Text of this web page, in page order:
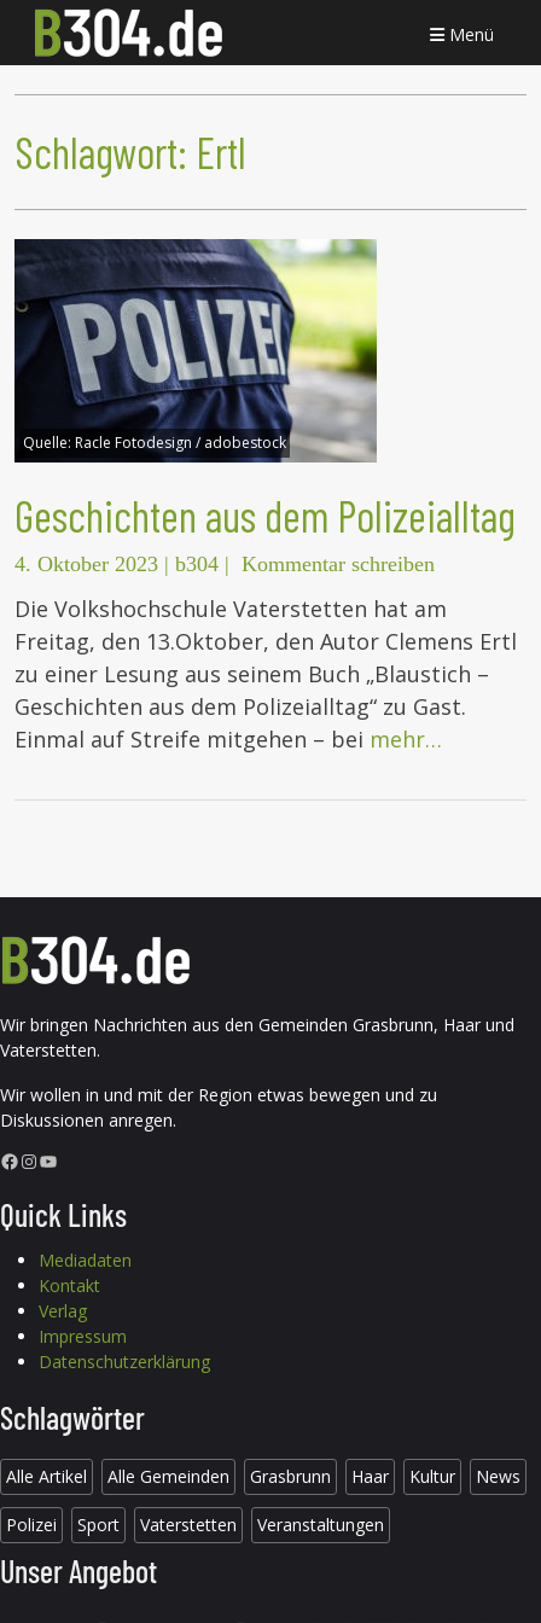
Menü
Schlagwort: Ertl
Quelle: Racle Fotodesign / adobestock
Geschichten aus dem Polizeialltag
4. Oktober 2023 | b304 | Kommentar schreiben
Die Volkshochschule Vaterstetten hat am
Freitag, den 13.Oktober, den Autor Clemens Ertl
zu einer Lesung aus seinem Buch „Blaustich –
Geschichten aus dem Polizeialltag“ zu Gast.
Einmal auf Streife mitgehen – bei mehr…
Wir bringen Nachrichten aus den Gemeinden Grasbrunn, Haar und
Vaterstetten.
Wir wollen in und mit der Region etwas bewegen und zu
Diskussionen anregen.
Facebook InstagramYouTube
Quick Links
Mediadaten
Kontakt
Verlag
Impressum
Datenschutzerklärung
Schlagwörter
Alle Artikel Alle Gemeinden Grasbrunn Haar Kultur News
Polizei Sport Vaterstetten Veranstaltungen
Unser Angebot